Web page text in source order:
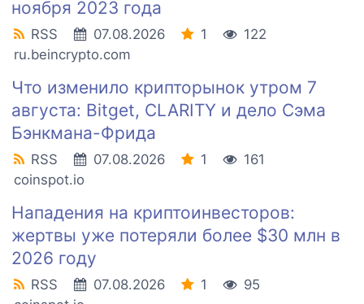
ноября 2023 года
RSS 07.08.2026 1
122
ru.beincrypto.com
Что изменило крипторынок утром 7
августа: Bitget, CLARITY и дело Сэма
Бэнкмана-Фрида
RSS 07.08.2026 1
161
coinspot.io
Нападения на криптоинвесторов:
жертвы уже потеряли более $30 млн в
2026 году
RSS 07.08.2026 1
95